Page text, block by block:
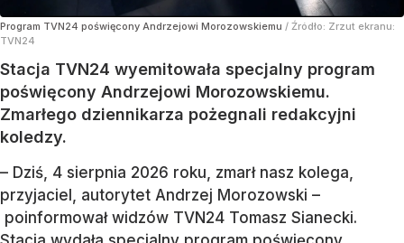
Program TVN24 poświęcony Andrzejowi Morozowskiemu / Źródło: Zrzut ekranu:
TVN24
Stacja TVN24 wyemitowała specjalny program
poświęcony Andrzejowi Morozowskiemu.
Zmarłego dziennikarza pożegnali redakcyjni
koledzy.
– Dziś, 4 sierpnia 2026 roku, zmarł nasz kolega,
przyjaciel, autorytet Andrzej Morozowski –
poinformował widzów TVN24 Tomasz Sianecki.